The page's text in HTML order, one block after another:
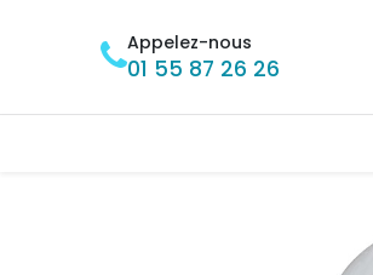
Appelez-nous
01 55 87 26 26